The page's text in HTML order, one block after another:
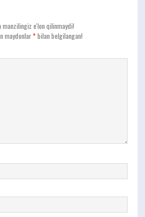
e'lon qilinmaydi!
maydonlar*bilan belgilangan!